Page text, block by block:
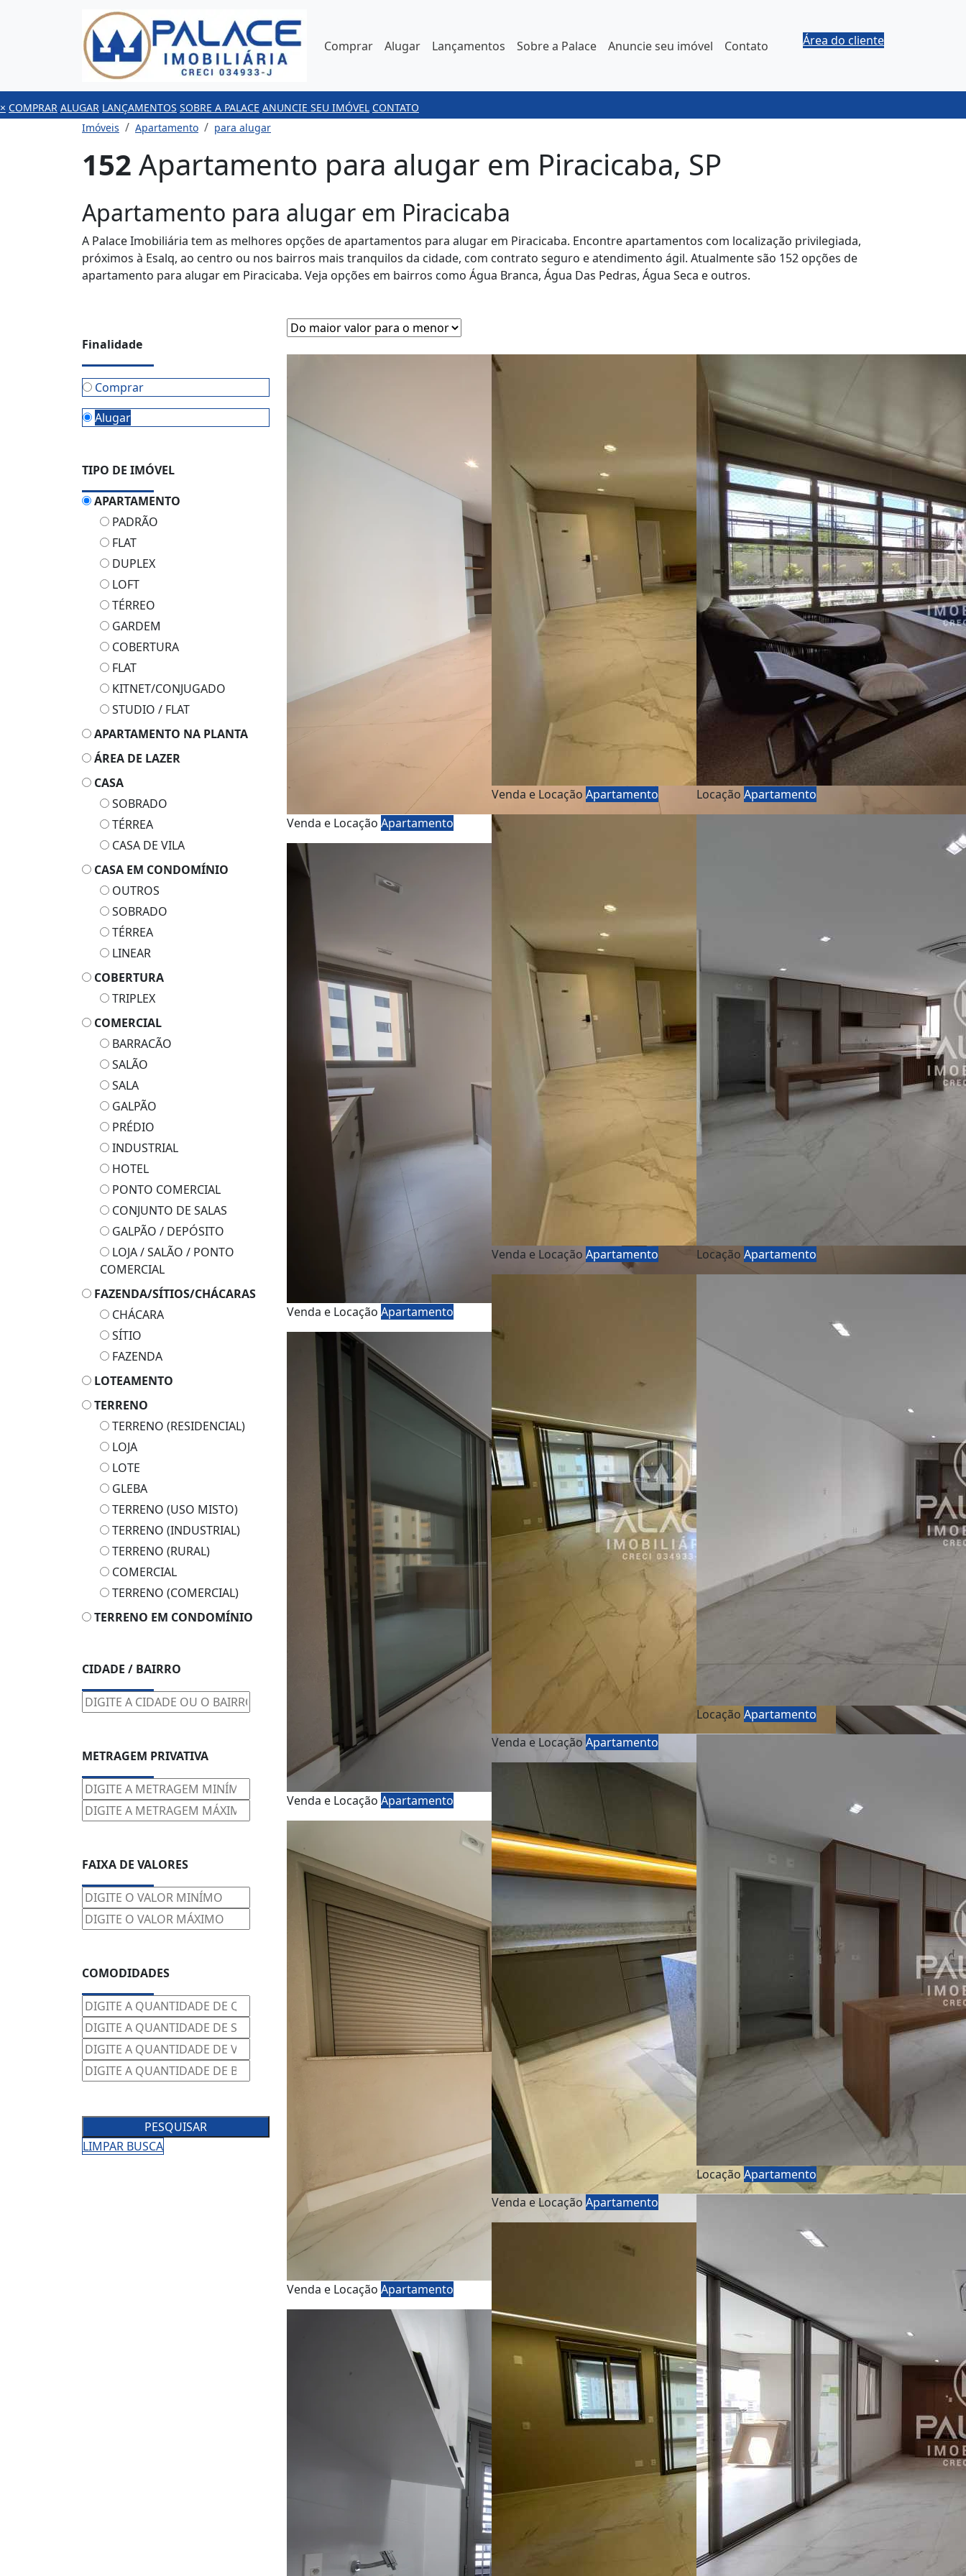
Comprar Alugar Lançamentos Sobre a Palace Anuncie seu imóvel Contato Área do cliente
× COMPRAR ALUGAR LANÇAMENTOS SOBRE A PALACE ANUNCIE SEU IMÓVEL CONTATO
Imóveis
Apartamento para alugar
152 Apartamento para alugar em Piracicaba, SP
Apartamento para alugar em Piracicaba
A Palace Imobiliária tem as melhores opções de apartamentos para alugar em Piracicaba. Encontre apartamentos com localização privilegiada,
próximos à Esalq, ao centro ou nos bairros mais tranquilos da cidade, com contrato seguro e atendimento ágil. Atualmente são 152 opções de
apartamento para alugar em Piracicaba. Veja opções em bairros como Água Branca, Água Das Pedras, Água Seca e outros.
Finalidade
Comprar
Alugar
TIPO DE IMÓVEL
APARTAMENTO
PADRÃO
FLAT
DUPLEX
LOFT
TÉRREO
GARDEM
COBERTURA
FLAT
KITNET/CONJUGADO
STUDIO / FLAT
APARTAMENTO NA PLANTA
ÁREA DE LAZER
CASA
SOBRADO
TÉRREA
CASA DE VILA
CASA EM CONDOMÍNIO
OUTROS
SOBRADO
TÉRREA
LINEAR
COBERTURA
TRIPLEX
COMERCIAL
BARRACÃO
SALÃO
SALA
GALPÃO
PRÉDIO
INDUSTRIAL
HOTEL
PONTO COMERCIAL
CONJUNTO DE SALAS
GALPÃO / DEPÓSITO
LOJA / SALÃO / PONTO
COMERCIAL
FAZENDA/SÍTIOS/CHÁCARAS
CHÁCARA
SÍTIO
FAZENDA
LOTEAMENTO
TERRENO
TERRENO (RESIDENCIAL)
LOJA
LOTE
GLEBA
TERRENO (USO MISTO)
TERRENO (INDUSTRIAL)
TERRENO (RURAL)
COMERCIAL
TERRENO (COMERCIAL)
TERRENO EM CONDOMÍNIO
CIDADE / BAIRRO
METRAGEM PRIVATIVA
FAIXA DE VALORES
COMODIDADES
PESQUISAR
LIMPAR BUSCA
Venda e Locação Apartamento
Venda e Locação Apartamento
Venda e Locação Apartamento
Venda e Locação Apartamento
Venda e Locação Apartamento
Venda e Locação Apartamento
Venda e Locação Apartamento
Venda e Locação Apartamento
Locação Apartamento
Locação Apartamento
Locação Apartamento
Locação Apartamento